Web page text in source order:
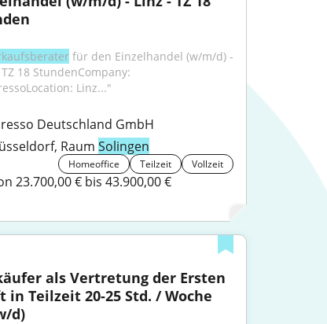
für den Einzelhandel (w/m/d) -
18 StundenCompany:
Linz..."
Deutschland GmbH
Raum Solingen
Homeoffice Teilzeit Vollzeit
23.700,00 € bis 43.900,00 €
als Vertretung der Ersten
in Teilzeit 20-25 Std. / Woche
d)